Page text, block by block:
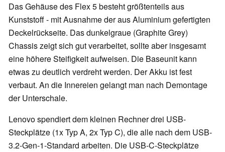
Das Gehäuse des Flex 5 besteht größtenteils aus
Kunststoff - mit Ausnahme der aus Aluminium gefertigten
Deckelrückseite. Das dunkelgraue (Graphite Grey)
Chassis zeigt sich gut verarbeitet, sollte aber insgesamt
eine höhere Steifigkeit aufweisen. Die Baseunit kann
etwas zu deutlich verdreht werden. Der Akku ist fest
verbaut. An die Innereien gelangt man nach Demontage
der Unterschale.
Lenovo spendiert dem kleinen Rechner drei USB-
Steckplätze (1x Typ A, 2x Typ C), die alle nach dem USB-
3.2-Gen-1-Standard arbeiten. Die USB-C-Steckplätze